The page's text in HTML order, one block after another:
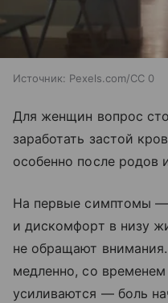
Источник: Pexels.com/CC 0
Для женщин вопрос
заработать застой
особенно после родов
На первые симптомы —
и дискомфорт в низу
не обращают
медленно, со
усиливаются — боль